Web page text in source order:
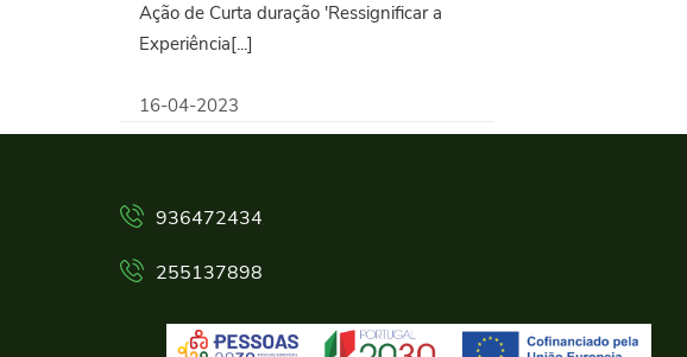
Ação de Curta duração 'Ressignificar a
Experiência[...]
16-04-2023
936472434
255137898